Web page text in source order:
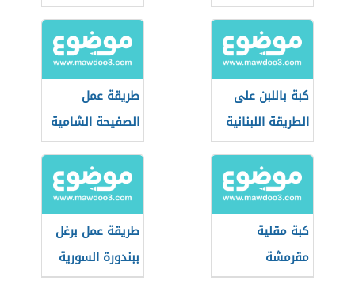
كبة باللبن على
الطريقة اللبنانية
طريقة عمل
الصفيحة الشامية
كبة مقلية
مقرمشة
طريقة عمل برغل
ببندورة السورية